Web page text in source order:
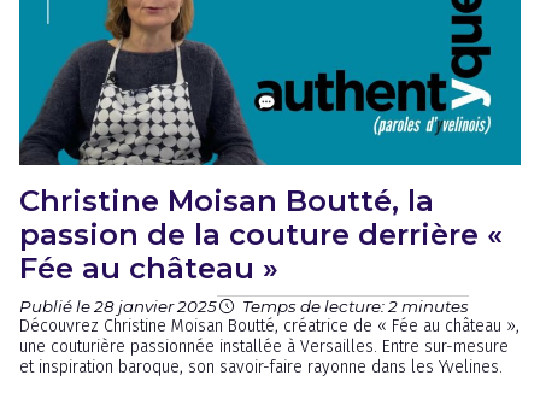
Christine Moisan Boutté, la
passion de la couture derrière «
Fée au château »
Publié le 28 janvier 2025 Temps de lecture: 2 minutes
Découvrez Christine Moisan Boutté, créatrice de « Fée au château »,
une couturière passionnée installée à Versailles. Entre sur-mesure
et inspiration baroque, son savoir-faire rayonne dans les Yvelines.